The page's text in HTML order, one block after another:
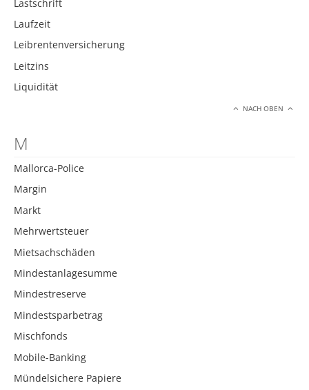
Lastschrift
Laufzeit
Leibrentenversicherung
Leitzins
Liquidität
NACH OBEN
M
Mallorca-Police
Margin
Markt
Mehrwertsteuer
Mietsachschäden
Mindestanlagesumme
Mindestreserve
Mindestsparbetrag
Mischfonds
Mobile-Banking
Mündelsichere Papiere